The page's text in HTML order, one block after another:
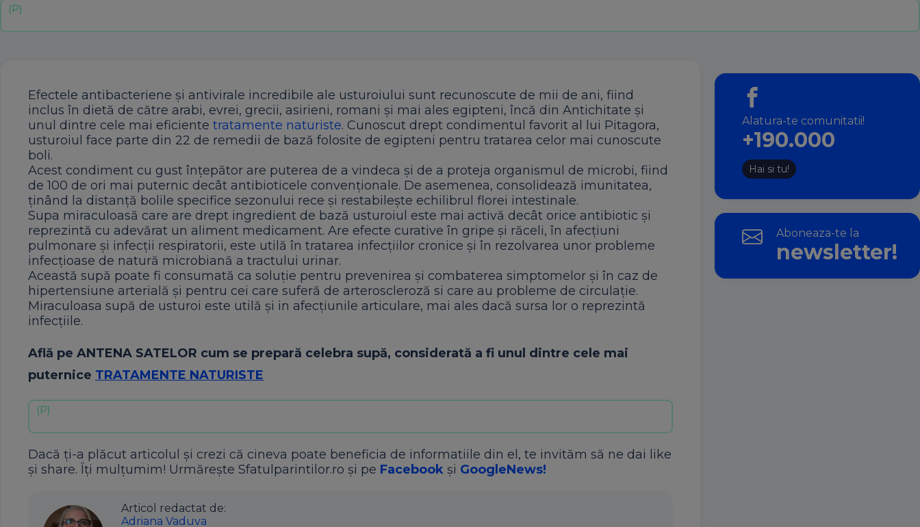
Efectele antibacteriene și antivirale incredibile ale usturoiului sunt recunoscute de mii de ani, fiind
inclus în dietă de către arabi, evrei, grecii, asirieni, romani și mai ales egipteni, încă din Antichitate și
unul dintre cele mai eficiente tratamente naturiste. Cunoscut drept condimentul favorit al lui Pitagora,
usturoiul face parte din 22 de remedii de bază folosite de egipteni pentru tratarea celor mai cunoscute
boli.
Acest condiment cu gust înțepător are puterea de a vindeca și de a proteja organismul de microbi, fiind
de 100 de ori mai puternic decât antibioticele convenționale. De asemenea, consolidează imunitatea,
ținând la distanță bolile specifice sezonului rece și restabilește echilibrul florei intestinale.
Supa miraculoasă care are drept ingredient de bază usturoiul este mai activă decât orice antibiotic și
reprezintă cu adevărat un aliment medicament. Are efecte curative în gripe și răceli, în afecțiuni
pulmonare și infecții respiratorii, este utilă în tratarea infecțiilor cronice și în rezolvarea unor probleme
infecțioase de natură microbiană a tractului urinar.
Această supă poate fi consumată ca soluție pentru prevenirea și combaterea simptomelor și în caz de
hipertensiune arterială și pentru cei care suferă de arteroscleroză si care au probleme de circulație.
Miraculoasa supă de usturoi este utilă și in afecțiunile articulare, mai ales dacă sursa lor o reprezintă
infecțiile.
Află pe ANTENA SATELOR cum se prepară celebra supă, considerată a fi unul dintre cele mai
puternice TRATAMENTE NATURISTE
Dacă ți-a plăcut articolul și crezi că cineva poate beneficia de informatiile din el, te invităm să ne dai like
și share. Îți mulțumim! Urmărește Sfatulparintilor.ro și pe Facebook și GoogleNews!
Articol redactat de:
Adriana Vaduva
Alatura-te comunitatii!
+190.000
Hai si tu!
Aboneaza-te la
newsletter!